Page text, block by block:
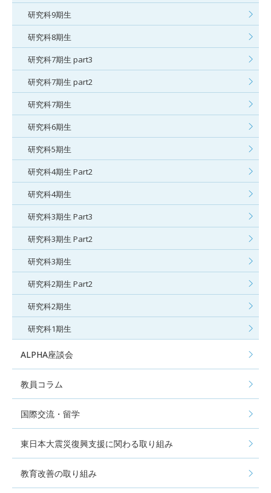
研究科9期生
研究科8期生
研究科7期生 part3
研究科7期生 part2
研究科7期生
研究科6期生
研究科5期生
研究科4期生 Part2
研究科4期生
研究科3期生 Part3
研究科3期生 Part2
研究科3期生
研究科2期生 Part2
研究科2期生
研究科1期生
ALPHA座談会
教員コラム
国際交流・留学
東日本大震災復興支援に関わる取り組み
教育改善の取り組み